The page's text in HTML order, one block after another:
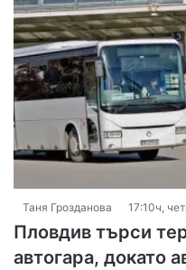
Таня Грозданова 17:10ч,
Пловдив търси
автогара, докато